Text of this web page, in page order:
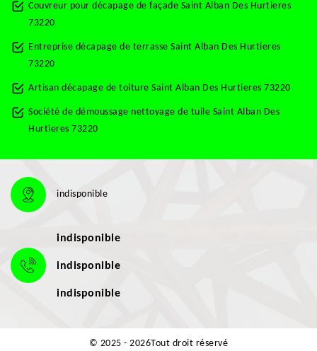
Couvreur pour décapage de façade Saint Alban Des Hurtieres
73220
Entreprise décapage de terrasse Saint Alban Des Hurtieres
73220
Artisan décapage de toiture Saint Alban Des Hurtieres 73220
Société de démoussage nettoyage de tuile Saint Alban Des
Hurtieres 73220
indisponible
indisponible
indisponible
indisponible
© 2025 - 2026Tout droit réservé